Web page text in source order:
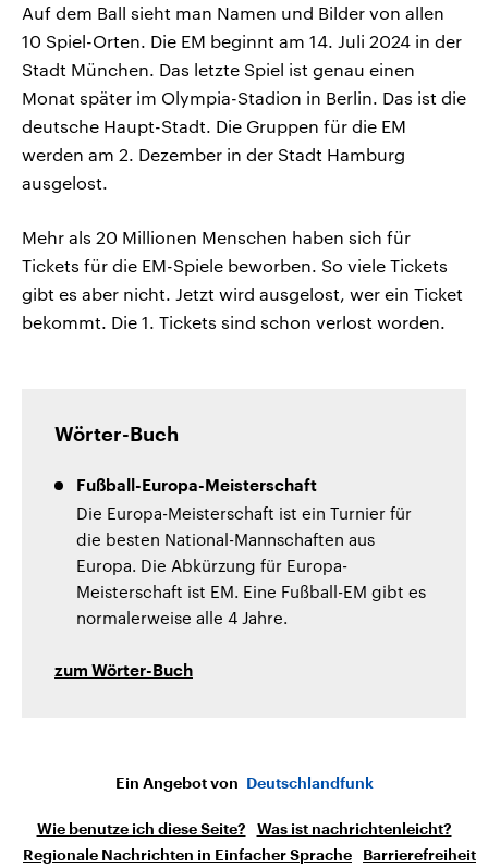
Auf dem Ball sieht man Namen und Bilder von allen
10 Spiel-Orten. Die EM beginnt am 14. Juli 2024 in der
Stadt München. Das letzte Spiel ist genau einen
Monat später im Olympia-Stadion in Berlin. Das ist die
deutsche Haupt-Stadt. Die Gruppen für die EM
werden am 2. Dezember in der Stadt Hamburg
ausgelost.
Mehr als 20 Millionen Menschen haben sich für
Tickets für die EM-Spiele beworben. So viele Tickets
gibt es aber nicht. Jetzt wird ausgelost, wer ein Ticket
bekommt. Die 1. Tickets sind schon verlost worden.
Wörter-Buch
Fußball-Europa-Meisterschaft
Die Europa-Meisterschaft ist ein Turnier für
die besten National-Mannschaften aus
Europa. Die Abkürzung für Europa-
Meisterschaft ist EM. Eine Fußball-EM gibt es
normalerweise alle 4 Jahre.
zum Wörter-Buch
Ein Angebot von Deutschlandfunk
Wie benutze ich diese Seite?
Was ist nachrichtenleicht?
Regionale Nachrichten in Einfacher Sprache
Barrierefreiheit